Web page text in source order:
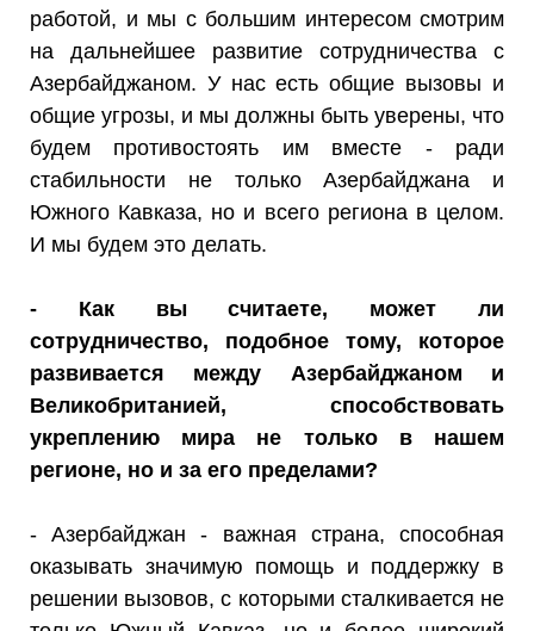
работой, и мы с большим интересом смотрим
на дальнейшее развитие сотрудничества с
Азербайджаном. У нас есть общие вызовы и
общие угрозы, и мы должны быть уверены, что
будем противостоять им вместе - ради
стабильности не только Азербайджана и
Южного Кавказа, но и всего региона в целом.
И мы будем это делать.
- Как вы считаете, может ли
сотрудничество, подобное тому, которое
развивается между Азербайджаном и
Великобританией, способствовать
укреплению мира не только в нашем
регионе, но и за его пределами?
- Азербайджан - важная страна, способная
оказывать значимую помощь и поддержку в
решении вызовов, с которыми сталкивается не